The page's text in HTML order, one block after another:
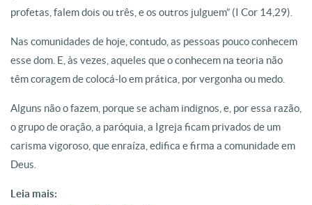
profetas, falem dois ou três, e os outros julguem” (I Cor 14,29).
Nas comunidades de hoje, contudo, as pessoas pouco conhecem
esse dom. E, às vezes, aqueles que o conhecem na teoria não
têm coragem de colocá-lo em prática, por vergonha ou medo.
Alguns não o fazem, porque se acham indignos, e, por essa razão,
o grupo de oração, a paróquia, a Igreja ficam privados de um
carisma vigoroso, que enraíza, edifica e firma a comunidade em
Deus.
Leia mais: